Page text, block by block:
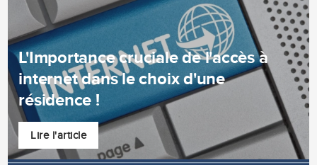
L'Importance cruciale de l'accès à
internet dans le choix d'une
résidence !
Lire l'article